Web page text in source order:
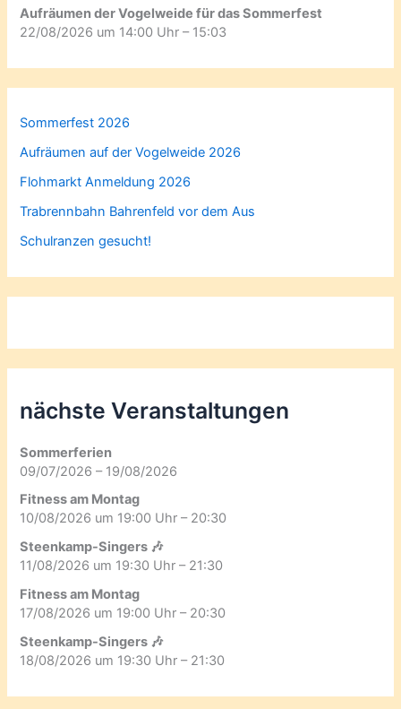
Aufräumen der Vogelweide für das Sommerfest
22/08/2026 um 14:00 Uhr – 15:03
Sommerfest 2026
Aufräumen auf der Vogelweide 2026
Flohmarkt Anmeldung 2026
Trabrennbahn Bahrenfeld vor dem Aus
Schulranzen gesucht!
nächste Veranstaltungen
Sommerferien
09/07/2026 – 19/08/2026
Fitness am Montag
10/08/2026 um 19:00 Uhr – 20:30
Steenkamp-Singers 🎶
11/08/2026 um 19:30 Uhr – 21:30
Fitness am Montag
17/08/2026 um 19:00 Uhr – 20:30
Steenkamp-Singers 🎶
18/08/2026 um 19:30 Uhr – 21:30